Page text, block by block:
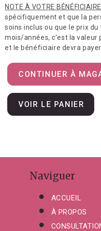
NOTE À VOTRE BÉNÉFICIAIRE
spécifiquement et que la
soins inclus ou que le prix
mois/années, c’est la
et le bénéficiaire devra
CONTINUER À
VOIR LE PANIER
Naviguer
ACCUEIL
À PROPOS